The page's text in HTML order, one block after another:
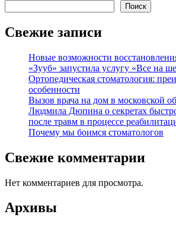
Поиск
Свежие записи
Новые возможности
«Зууб» запустила услугу «Все на
Ортопедическая стоматология:
особенности
Вызов врача на дом в московской
Людмила Дюпина о секретах
после травм в процессе
Почему мы боимся стоматологов
Свежие комментарии
Нет комментариев для просмотра.
Архивы